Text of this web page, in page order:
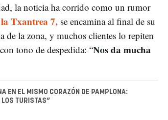
la noticia ha corrido como un rumor
Txantrea 7, se encamina al final de su
de la zona, y muchos clientes lo repiten
tono de despedida: “Nos da mucha
EN EL MISMO CORAZÓN DE PAMPLONA:
TURISTAS”